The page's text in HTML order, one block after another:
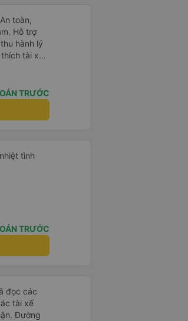
toàn,
Hỗ trợ
hành lý
tài xế.
ngồi thoải
TRƯỚC
thân thiện nhiệt tình
TRƯỚC
đọc các
tài xế
Đường